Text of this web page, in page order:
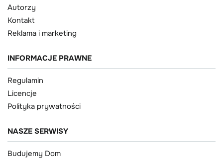
Autorzy
Kontakt
Reklama i marketing
INFORMACJE PRAWNE
Regulamin
Licencje
Polityka prywatności
NASZE SERWISY
Budujemy Dom